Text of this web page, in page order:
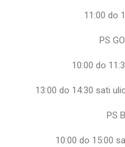
11:00 do
PS
10:00 do
13:00 do 14:30 sati
PS
10:00 do 15:00